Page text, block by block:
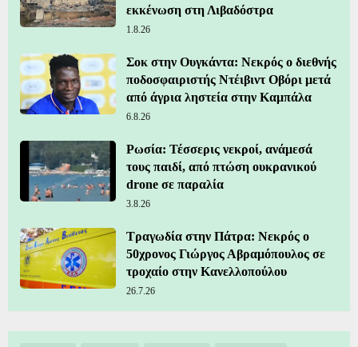
εκκένωση στη Λιβαδόστρα
1.8.26
Σοκ στην Ουγκάντα: Νεκρός ο διεθνής
ποδοσφαιριστής Ντέιβιντ Οβόρι μετά
από άγρια ληστεία στην Καμπάλα
6.8.26
Ρωσία: Τέσσερις νεκροί, ανάμεσά
τους παιδί, από πτώση ουκρανικού
drone σε παραλία
3.8.26
Τραγωδία στην Πάτρα: Νεκρός ο
50χρονος Γιώργος Αβραμόπουλος σε
τροχαίο στην Κανελλοπούλου
26.7.26